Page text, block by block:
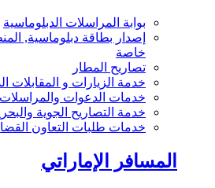
بوابة المراسلات الدبلوماسية
إصدار بطاقة دبلوماسية,
خاصة
تصاريح المطار
خدمة الزيارات و المقابلات
خدمات الدعوات والمراسلات
خدمة التصاريح الجوية
خدمات طلبات التعاون
المسافر الإماراتي